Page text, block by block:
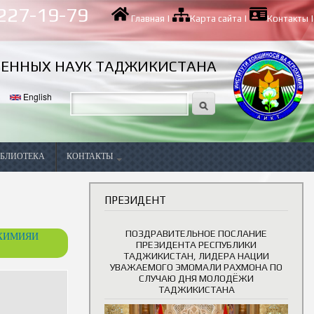
227-19-79 Главная | Карта сайта | Контакты|
НАУК ТАДЖИКИСТАНА
English
КОНТАКТЫ
ПРЕЗИДЕНТ
ПОЗДРАВИТЕЛЬНОЕ ПОСЛАНИЕ
ПРЕЗИДЕНТА РЕСПУБЛИКИ
ТАДЖИКИСТАН, ЛИДЕРА НАЦИИ
УВАЖАЕМОГО ЭМОМАЛИ РАХМОНА ПО
СЛУЧАЮ ДНЯ МОЛОДЁЖИ
ТАДЖИКИСТАНА